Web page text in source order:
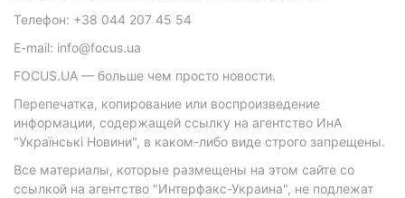
Телефон: +38 044 207 45 54
E-mail: info@focus.ua
FOCUS.UA — больше чем просто новости.
Перепечатка, копирование или воспроизведение
информации, содержащей ссылку на агентство ИнА
"Українські Новини", в каком-либо виде строго запрещены.
Все материалы, которые размещены на этом сайте со
ссылкой на агентство "Интерфакс-Украина", не подлежат